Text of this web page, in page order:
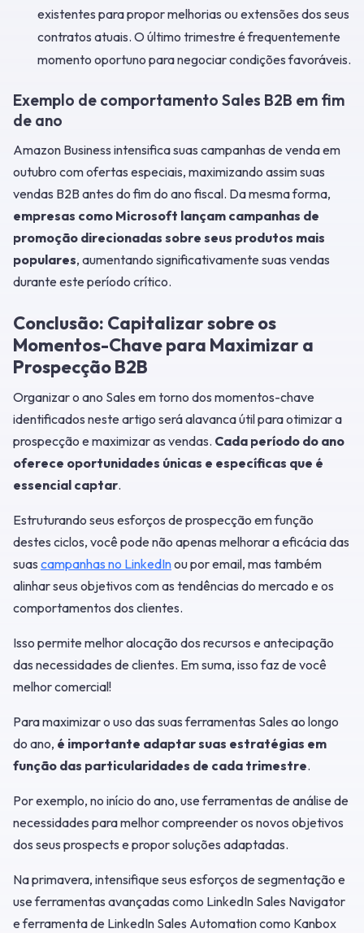
existentes para propor melhorias ou extensões dos seus
contratos atuais. O último trimestre é frequentemente
momento oportuno para negociar condições favoráveis.
Exemplo de comportamento Sales B2B em fim
de ano
Amazon Business intensifica suas campanhas de venda em
outubro com ofertas especiais, maximizando assim suas
vendas B2B antes do fim do ano fiscal. Da mesma forma,
empresas como Microsoft lançam campanhas de
promoção direcionadas sobre seus produtos mais
populares, aumentando significativamente suas vendas
durante este período crítico.
Conclusão: Capitalizar sobre os
Momentos-Chave para Maximizar a
Prospecção B2B
Organizar o ano Sales em torno dos momentos-chave
identificados neste artigo será alavanca útil para otimizar a
prospecção e maximizar as vendas. Cada período do ano
oferece oportunidades únicas e específicas que é
essencial captar.
Estruturando seus esforços de prospecção em função
destes ciclos, você pode não apenas melhorar a eficácia das
suas campanhas no LinkedInou por email, mas também
alinhar seus objetivos com as tendências do mercado e os
comportamentos dos clientes.
Isso permite melhor alocação dos recursos e antecipação
das necessidades de clientes. Em suma, isso faz de você
melhor comercial!
Para maximizar o uso das suas ferramentas Sales ao longo
do ano, é importante adaptar suas estratégias em
função das particularidades de cada trimestre.
Por exemplo, no início do ano, use ferramentas de análise de
necessidades para melhor compreender os novos objetivos
dos seus prospects e propor soluções adaptadas.
Na primavera, intensifique seus esforços de segmentação e
use ferramentas avançadas como LinkedIn Sales Navigator
e ferramenta de LinkedIn Sales Automation como Kanbox